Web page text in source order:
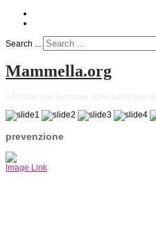
Search ...
Mammella.org
prevenzione
Image Link